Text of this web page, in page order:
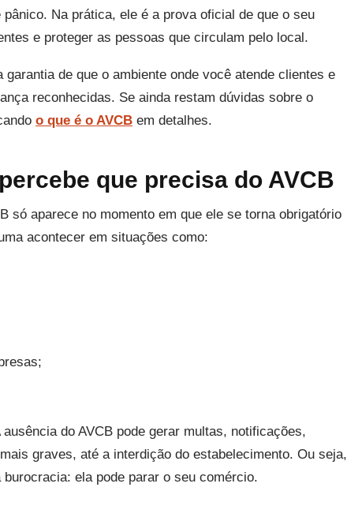
Na prática, ele é a prova oficial de que o seu
e proteger as pessoas que circulam pelo local.
de que o ambiente onde você atende clientes e
reconhecidas. Se ainda restam dúvidas sobre o
o que é o AVCB em detalhes.
que precisa do AVCB
só aparece no momento em que ele se torna obrigatório
acontecer em situações como:
do AVCB pode gerar multas, notificações,
graves, até a interdição do estabelecimento. Ou seja,
ela pode parar o seu comércio.